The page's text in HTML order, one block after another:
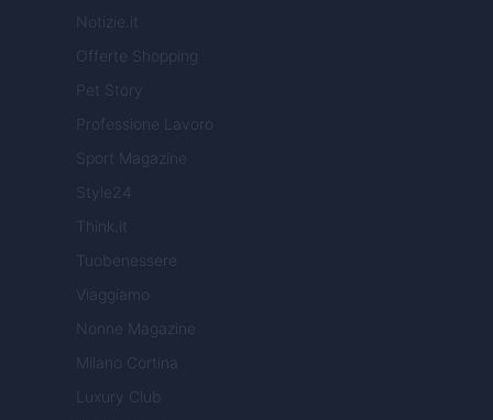
Notizie.it
Offerte Shopping
Pet Story
Professione Lavoro
Sport Magazine
Style24
Think.it
Tuobenessere
Viaggiamo
Nonne Magazine
Milano Cortina
Luxury Club